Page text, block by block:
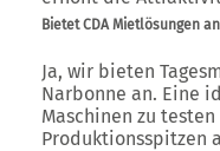
Bietet CDA Mietlösungen
Ja, wir bieten
Narbonne an. Eine
Maschinen zu
Produktionsspitzen